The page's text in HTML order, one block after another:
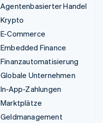
Agentenbasierter Handel
Krypto
E-Commerce
Embedded Finance
Finanzautomatisierung
Globale Unternehmen
In-App-Zahlungen
Marktplätze
Geldmanagement